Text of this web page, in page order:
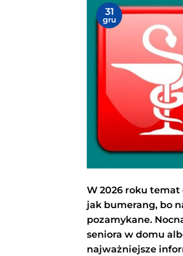
31
gru
W 2026 roku
jak bumerang, bo
pozamykane.
seniora w domu
najważniejsze